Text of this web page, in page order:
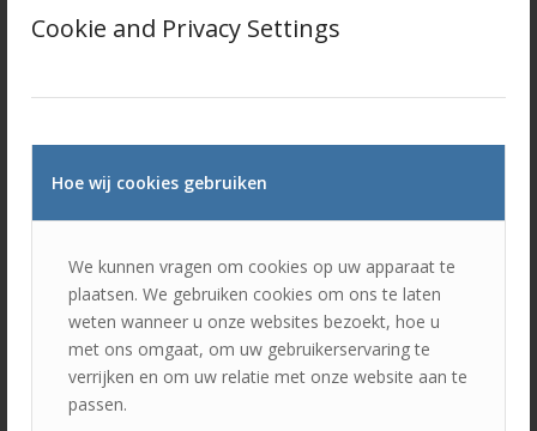
Cookie and Privacy Settings
Hoe wij cookies gebruiken
We kunnen vragen om cookies op uw apparaat te
plaatsen. We gebruiken cookies om ons te laten
weten wanneer u onze websites bezoekt, hoe u
met ons omgaat, om uw gebruikerservaring te
verrijken en om uw relatie met onze website aan te
passen.
Meldcode